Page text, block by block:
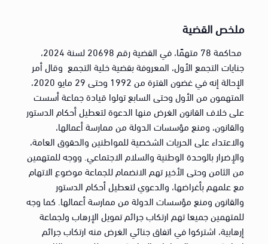
ملخص القضية
محاكمة 78 متهمًا، في القضية رقم 20698 لسنة 2024،
جنايات التجمع الأول، المعروفة بقضية خلية التجمع وقال أمر
الإحالة إنه في غضون الفترة من 1992 وحتى 29 مايو 2020،
المتهمون من الأول وحتى السابع تولوا قيادة جماعة أسست
على خلاف القانون الغرض منها الدعوة لتعطيل أحكام الدستور
والقانون، ومنع مؤسسات الدولة من ممارسة أعمالها،
والاعتداء على الحريات الشخصية للمواطنين والحقوق العامة،
والإضرار بالوحدة الوطنية والسلام الاجتماعي. ووجه للمتهمين
من الثامن وحتى الأخير تهم الانضمام للجماعة موضوع الاتهام
مع علمهم بأغراضها، والدعوي لتعطيل أحكام الدستور
والقانون ومنع مؤسسات الدولة من ممارسة أعمالها. كما وجه
للمتهمين جميعا تهم ارتكاب جرائم تمويل الإرهاب ولجماعة
إرهابية، اشتركوا في اتفاق جنائي الغرض منه ارتكاب جرائم